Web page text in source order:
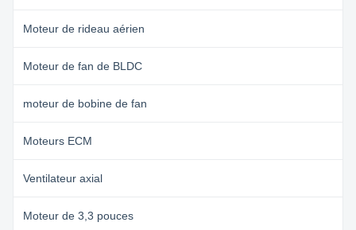
Moteur de rideau aérien
Moteur de fan de BLDC
moteur de bobine de fan
Moteurs ECM
Ventilateur axial
Moteur de 3,3 pouces